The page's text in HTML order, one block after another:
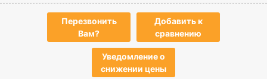
Перезвонить
Вам?
Добавить к
сравнению
Уведомление о
снижении цены